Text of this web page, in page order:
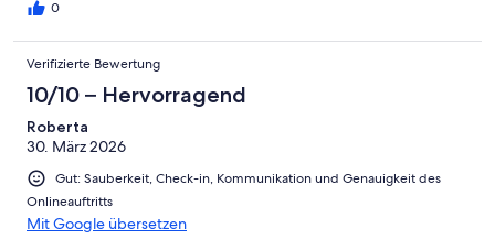
0
Verifizierte Bewertung
10/10 – Hervorragend
Roberta
30. März 2026
Gut: Sauberkeit, Check-in, Kommunikation und Genauigkeit des
Onlineauftritts
Mit Google übersetzen